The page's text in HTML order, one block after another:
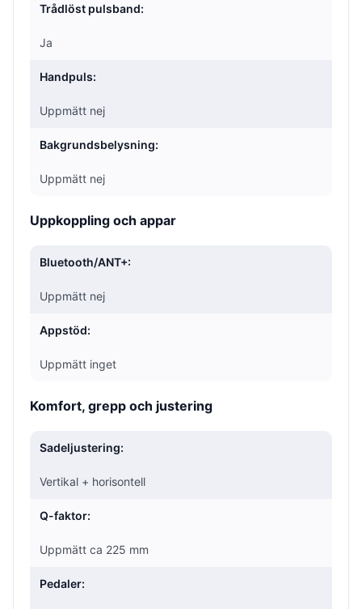
Trådlöst pulsband:
Ja
Handpuls:
Uppmätt nej
Bakgrundsbelysning:
Uppmätt nej
Uppkoppling och appar
Bluetooth/ANT+:
Uppmätt nej
Appstöd:
Uppmätt inget
Komfort, grepp och justering
Sadeljustering:
Vertikal + horisontell
Q-faktor:
Uppmätt ca 225 mm
Pedaler: